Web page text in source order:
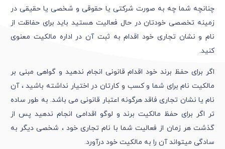
چنانچه شما چه به صورت شرکتی یا حقوقی و شخصی یا حقیقی در
زمینه تخصصی خودتان در حال فعالیت هستید باید برای حفاظت از
نام و نشان تجاری خود اقدام به ثبت آن در اداره مالکیت معنوی
کنید.
اگر برای حفظ برند خود اقدام قانونی انجام ندهید و گواهی مبنی بر
مالکیت نام برای شما و کسب و کارتان در اختیار نداشته باشید ، آن
نام یا نشان تجاری فاقد هرگونه اعتبار قانونی می باشد. به طور ساده
تر اگر برای حفظ مالکیت برند و لوگو اقدامی انجام ندهید پس از
گذشت هر زمان از فعالیت شما با نام تجاری خود ، شخصی دیگر به
سادگی میتواند آن را به مالکیت خود درآورد.